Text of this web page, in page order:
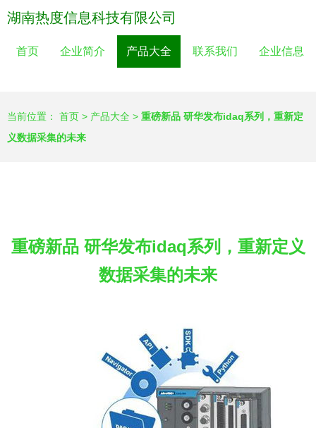
湖南热度信息科技有限公司
首页 企业简介 产品大全 联系我们 企业信息
当前位置： 首页 > 产品大全 > 重磅新品 研华发布idaq系列，重新定
义数据采集的未来
重磅新品 研华发布idaq系列，重新定义
数据采集的未来